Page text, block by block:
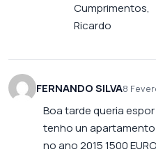
Cumprimentos,
Ricardo
FERNANDO SILVA8
Boa tarde queria
tenho un
no ano 2015 1500